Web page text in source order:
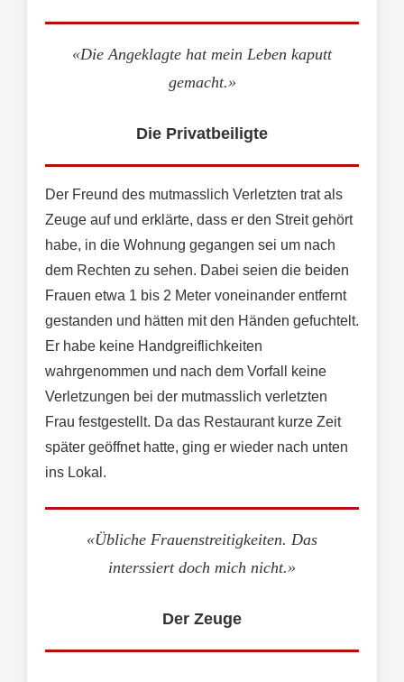
«Die Angeklagte hat mein Leben kaputt
gemacht.»
Die Privatbeiligte
Der Freund des mutmasslich Verletzten trat als
Zeuge auf und erklärte, dass er den Streit gehört
habe, in die Wohnung gegangen sei um nach
dem Rechten zu sehen. Dabei seien die beiden
Frauen etwa 1 bis 2 Meter voneinander entfernt
gestanden und hätten mit den Händen gefuchtelt.
Er habe keine Handgreiflichkeiten
wahrgenommen und nach dem Vorfall keine
Verletzungen bei der mutmasslich verletzten
Frau festgestellt. Da das Restaurant kurze Zeit
später geöffnet hatte, ging er wieder nach unten
ins Lokal.
«Übliche Frauenstreitigkeiten. Das
interssiert doch mich nicht.»
Der Zeuge